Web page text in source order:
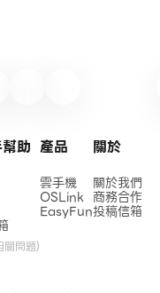
助
關問題)
產品
雲手機
OSLink
EasyFun
關於
關於我們
商務合作
投稿信箱